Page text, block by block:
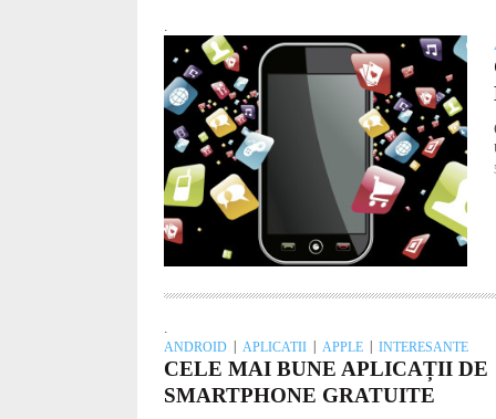
ANDROID APLICATII APPLE INTERESANTE
CELE MAI BUNE APLICAȚII DE
SMARTPHONE GRATUITE